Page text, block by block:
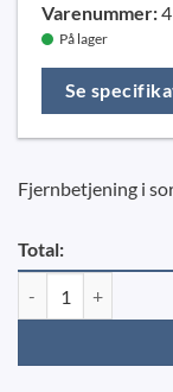
Varenummer:
På lager
Se
Fjernbetjening i
Total: